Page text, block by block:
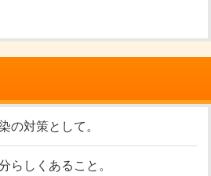
の対策として。
らしくあること。